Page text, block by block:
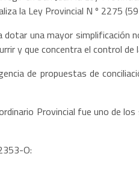
la Ley Provincial N º 2275
una mayor simplificación
y que concentra el control de
de propuestas de
Provincial fue uno de
O: